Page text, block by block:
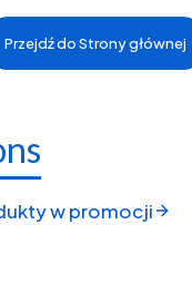
Przejdź do Strony głównej
w promocji